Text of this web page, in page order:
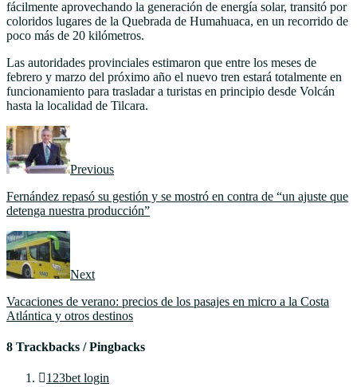
fácilmente aprovechando la generación de energía solar, transitó por
coloridos lugares de la Quebrada de Humahuaca, en un recorrido de
poco más de 20 kilómetros.
Las autoridades provinciales estimaron que entre los meses de
febrero y marzo del próximo año el nuevo tren estará totalmente en
funcionamiento para trasladar a turistas en principio desde Volcán
hasta la localidad de Tilcara.
Previous
Fernández repasó su gestión y se mostró en contra de “un ajuste que
detenga nuestra producción”
Next
Vacaciones de verano: precios de los pasajes en micro a la Costa
Atlántica y otros destinos
8 Trackbacks / Pingbacks
123bet login